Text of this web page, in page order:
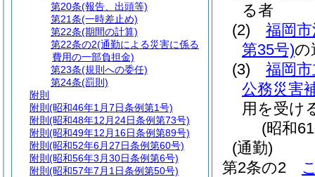
る者
(2)
福岡
第35号)の
(3)
福岡
公務災害
用を受け
(昭和
(通勤)
第2条の2
第20条(報告、出頭等)
第21条(一時差止め)
第22条(期間の計算)
第22条の2(通勤による災害に係る
費用の一部負担金)
第23条(規則への委任)
第24条(罰則)
附則
附則 (昭和46年1月7日条例第1号)
附則 (昭和48年12月24日条例第73号)
附則 (昭和49年12月16日条例第89号)
附則 (昭和52年6月27日条例第60号)
附則 (昭和56年3月30日条例第6号)
附則 (昭和57年7月1日条例第50号)